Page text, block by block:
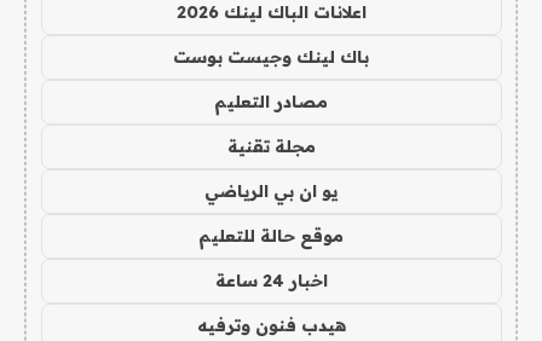
اعلانات الباك لينك 2026
باك لينك وجيست بوست
مصادر التعليم
مجلة تقنية
يو ان بي الرياضي
موقع حالة للتعليم
اخبار 24 ساعة
هيدب فنون وترفيه